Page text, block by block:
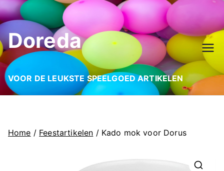
Ga
naar
de
inhoud
Doreda
VOOR DE LEUKSTE SPEELGOED ARTIKELEN
Home / Feestartikelen / Kado mok voor Dorus